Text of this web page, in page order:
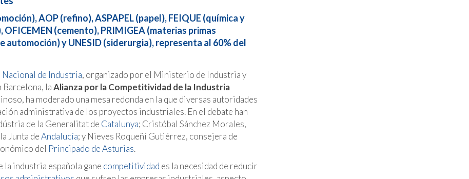
AOP (refino), ASPAPEL (papel), FEIQUE (química y
(cemento), PRIMIGEA (materias primas
automoción) y UNESID (siderurgia), representa al 60% del
de Industria, organizado por el Ministerio de Industria y
Barcelona, laAlianza por la Competitividad de la Industria
ha moderado una mesa redonda en la que diversas autoridades
administrativa de los proyectos industriales. En el debate han
de la Generalitat de Catalunya; Cristóbal Sánchez Morales,
Junta deAndalucía; y Nieves Roqueñí Gutiérrez, consejera de
del Principado de Asturias.
la industria española gane competitividad es la necesidad de reducir